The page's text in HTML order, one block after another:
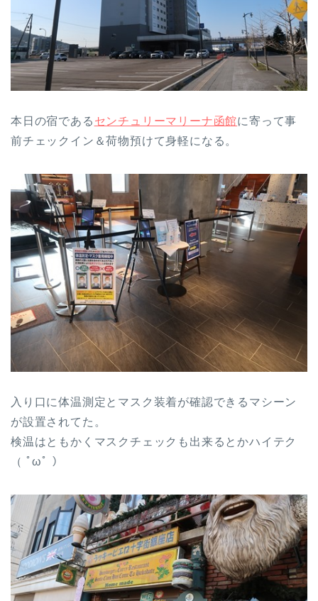
本日の宿である センチュリーマリーナ函館に寄って事
前チェックイン＆荷物預けて身軽になる。
入り口に体温測定とマスク装着が確認できるマシーン
が設置されてた。
検温はともかくマスクチェックも出来るとかハイテク
（ ﾟωﾟ ）